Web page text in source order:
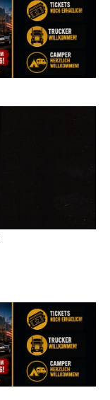
Archiv
erreicht
mit neuem
ständigen